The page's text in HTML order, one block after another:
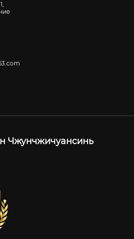
Чжунчжичуансинь